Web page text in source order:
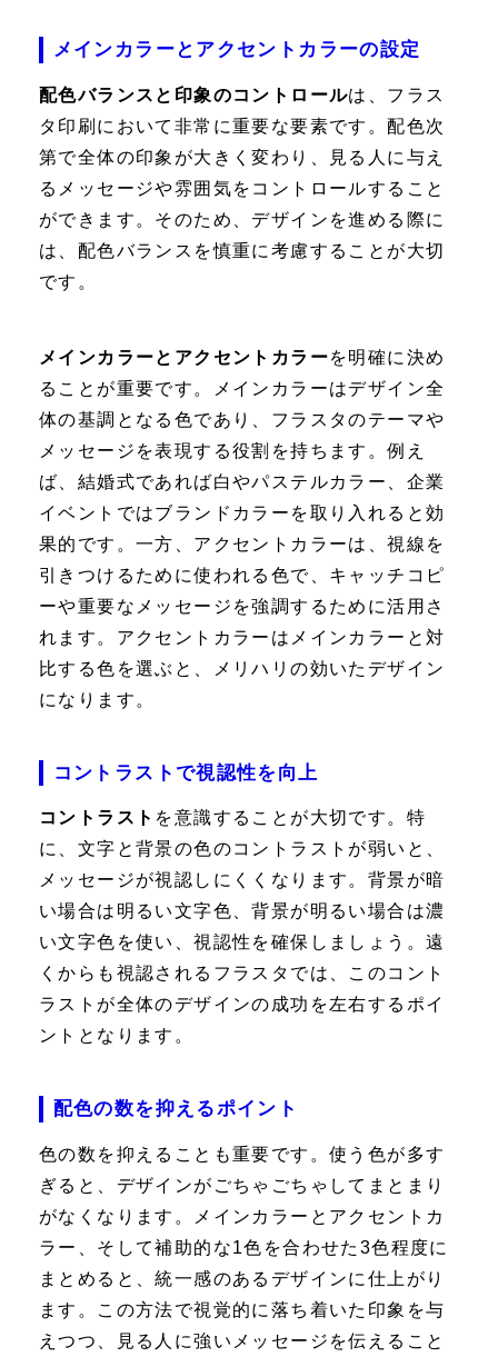
メインカラーとアクセントカラーの設定
配色バランスと印象のコントロールは、フラス
タ印刷において非常に重要な要素です。配色次
第で全体の印象が大きく変わり、見る人に与え
るメッセージや雰囲気をコントロールすること
ができます。そのため、デザインを進める際に
は、配色バランスを慎重に考慮することが大切
です。
メインカラーとアクセントカラーを明確に決め
ることが重要です。メインカラーはデザイン全
体の基調となる色であり、フラスタのテーマや
メッセージを表現する役割を持ちます。例え
ば、結婚式であれば白やパステルカラー、企業
イベントではブランドカラーを取り入れると効
果的です。一方、アクセントカラーは、視線を
引きつけるために使われる色で、キャッチコピ
ーや重要なメッセージを強調するために活用さ
れます。アクセントカラーはメインカラーと対
比する色を選ぶと、メリハリの効いたデザイン
になります。
コントラストで視認性を向上
コントラスト を意識することが大切です。特
に、文字と背景の色のコントラストが弱いと、
メッセージが視認しにくくなります。背景が暗
い場合は明るい文字色、背景が明るい場合は濃
い文字色を使い、視認性を確保しましょう。遠
くからも視認されるフラスタでは、このコント
ラストが全体のデザインの成功を左右するポイ
ントとなります。
配色の数を抑えるポイント
色の数を抑えることも重要です。使う色が多す
ぎると、デザインがごちゃごちゃしてまとまり
がなくなります。メインカラーとアクセントカ
ラー、そして補助的な1色を合わせた3色程度に
まとめると、統一感のあるデザインに仕上がり
ます。この方法で視覚的に落ち着いた印象を与
えつつ、見る人に強いメッセージを伝えること